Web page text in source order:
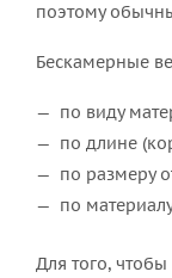
поэтому
Бескамерные
по виду
по длине
по размеру
по
Для того,